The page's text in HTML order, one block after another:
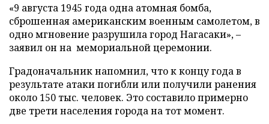
«9 августа 1945 года одна атомная бомба,
сброшенная американским военным самолетом, в
одно мгновение разрушила город Нагасаки», –
заявил он на мемориальной церемонии.
Градоначальник напомнил, что к концу года в
результате атаки погибли или получили ранения
около 150 тыс. человек. Это составило примерно
две трети населения города на тот момент.